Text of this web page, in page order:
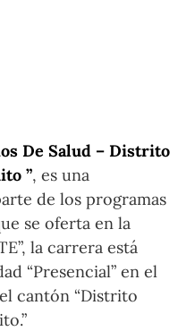
De Salud – Distrito
”, es una
de los programas
se oferta en la
la carrera está
“Presencial” en el
cantón “Distrito